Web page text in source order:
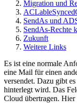
Migration und
SendAs und
SendAs-Rechte
Zukunft
Weitere Links
Es ist eine normale
eine Mail für einen
versendet. Dazu gibt
hinterlegt wird. Das
Cloud übertragen. Hier